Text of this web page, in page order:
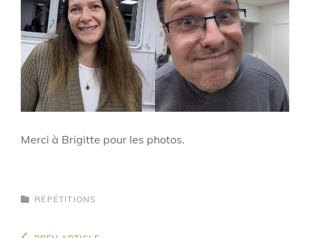
Merci à Brigitte pour les photos.
CATEGORIES
RÉPÉTITIONS